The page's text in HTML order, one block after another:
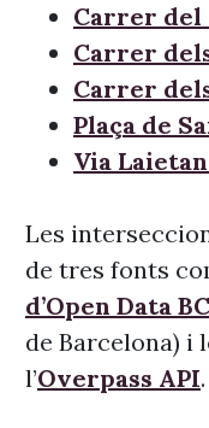
Carrer del
Carrer
Carrer
Plaça de
Via
Les
de tres fonts
d’Open Data
de Barcelona) i
l’Overpass API.